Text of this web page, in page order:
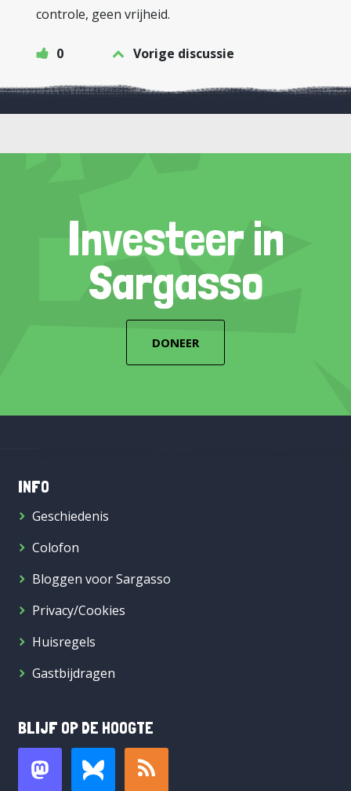
controle, geen vrijheid.
0 Vorige discussie
Investeer in
Sargasso
DONEER
INFO
Geschiedenis
Colofon
Bloggen voor Sargasso
Privacy/Cookies
Huisregels
Gastbijdragen
BLIJF OP DE HOOGTE